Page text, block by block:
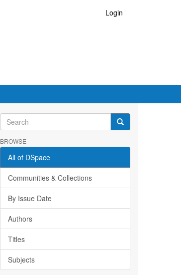
Login
BROWSE
All of DSpace
Communities & Collections
By Issue Date
Authors
Titles
Subjects